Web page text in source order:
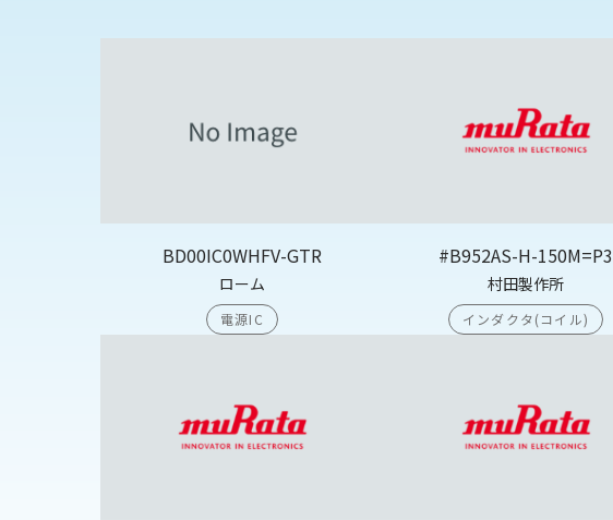
BD00IC0WHFV-GTR
ローム
電源IC
#B952AS-H-150M=P3
村田製作所
インダクタ(コイル)